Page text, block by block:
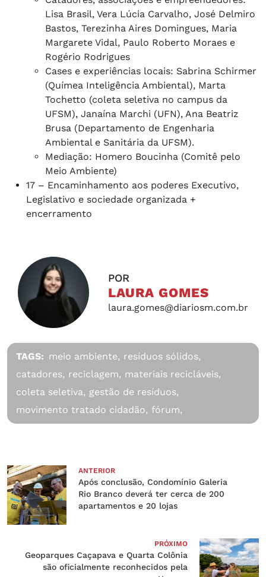
Lisa Brasil, Vera Lúcia Carvalho, José Delmiro
Bastos, Terezinha Aires Domingues, Maria
Margarete Vidal, Paulo Roberto Moraes e
Rogério Rodrigues
Cases e experiências locais: Sabrina Schirmer
(Químea Inteligência Ambiental), Marta
Tochetto (coleta seletiva no campus da
UFSM), Janaína Marchi (UFN), Ana Beatriz
Brusa (Departamento de Engenharia
Ambiental e Sanitária da UFSM).
Mediação: Homero Boucinha (Comitê pelo
Meio Ambiente)
17 – Encaminhamento aos poderes Executivo,
Legislativo e sociedade organizada +
encerramento
POR
LAURA GOMES
laura.gomes@diariosm.com.br
TAGS: meio ambiente, resíduos sólidos,
catadores, reciclagem, materiais recicláveis,
coleta seletiva, gestão de resíduos,
movimento tratado cidadão, fórum,
ANTERIOR
Após conclusão, Condomínio Galeria
Rio Branco deverá ter cerca de 200
apartamentos e 20 lojas
PRÓXIMO
Geoparques Caçapava e Quarta Colônia
são oficialmente reconhecidos pela